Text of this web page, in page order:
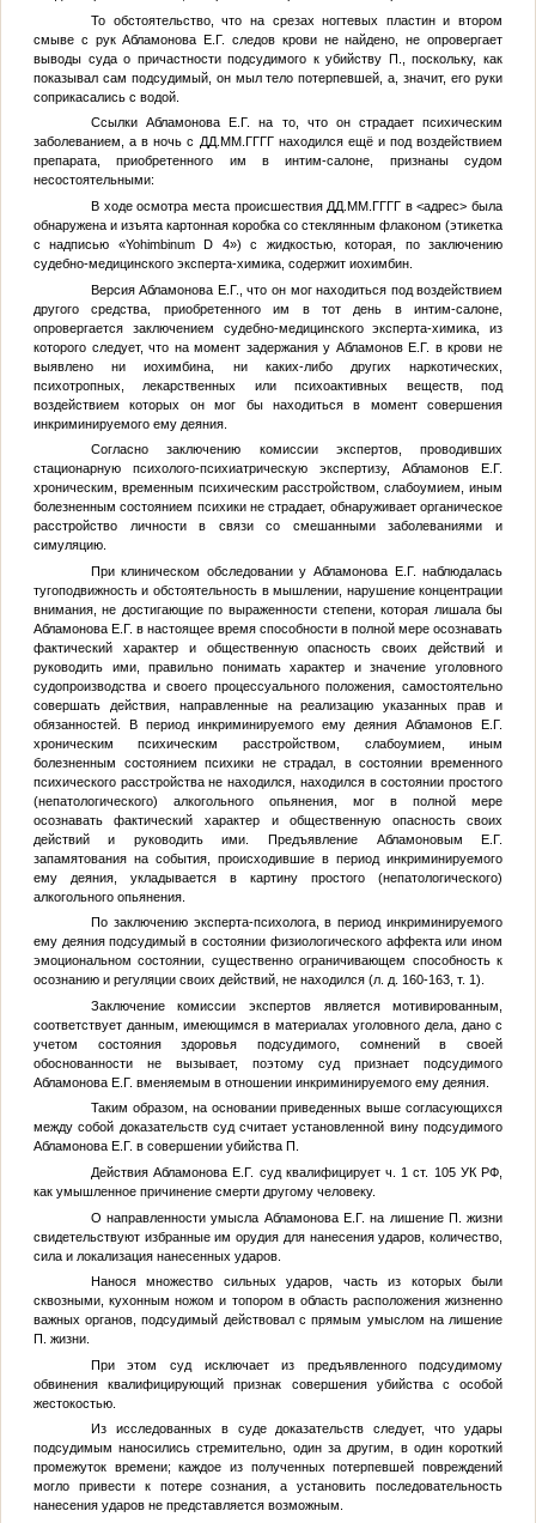
То обстоятельство, что на срезах ногтевых пластин и втором
смыве с рук Абламонова Е.Г. следов крови не найдено, не опровергает
выводы суда о причастности подсудимого к убийству П.
, поскольку, как
показывал сам подсудимый, он мыл тело потерпевшей, а, значит, его руки
соприкасались с водой.
Ссылки Абламонова Е.Г. на то, что он страдает психическим
заболеванием, а в ночь с ДД.ММ.ГГГГнаходился ещё и под воздействием
препарата, приобретенного им в интим-салоне, признаны судом
несостоятельными:
В ходе осмотра места происшествия ДД.ММ.ГГГГ в<адрес> была
обнаружена и изъята картонная коробка со стеклянным флаконом (этикетка
с надписью «Yohimbinum D 4») с жидкостью, которая, по заключению
судебно-медицинского эксперта-химика, содержит иохимбин.
Версия Абламонова Е.Г., что он мог находиться под воздействием
другого средства, приобретенного им в тот день в интим-салоне,
опровергается заключением судебно-медицинского эксперта-химика, из
которого следует, что на момент задержания у Абламонов Е.Г. в крови не
выявлено ни иохимбина, ни каких-либо других наркотических,
психотропных, лекарственных или психоактивных веществ, под
воздействием которых он мог бы находиться в момент совершения
инкриминируемого ему деяния.
Согласно заключению комиссии экспертов, проводивших
стационарную психолого-психиатрическую экспертизу,Абламонов Е.Г.
хроническим, временным психическим расстройством, слабоумием, иным
болезненным состоянием психики не страдает, обнаруживает органическое
расстройство личности в связи со смешанными заболеваниями и
симуляцию.
При клиническом обследовании у Абламонова Е.Г. наблюдалась
тугоподвижность и обстоятельность в мышлении, нарушение концентрации
внимания, не достигающие по выраженности степени, которая лишала бы
Абламонова Е.Г. в настоящее время способности в полной мере осознавать
фактический характер и общественную опасность своих действий и
руководить ими, правильно понимать характер и значение уголовного
судопроизводства и своего процессуального положения, самостоятельно
совершать действия, направленные на реализацию указанных прав и
обязанностей. В период инкриминируемого ему деянияАбламонов Е.Г.
хроническим психическим расстройством, слабоумием, иным
болезненным состоянием психики не страдал, в состоянии временного
психического расстройства не находился, находился в состоянии простого
(непатологического) алкогольного опьянения, мог в полной мере
осознавать фактический характер и общественную опасность своих
действий и руководить ими. Предъявление Абламоновым Е.Г.
запамятования на события, происходившие в период инкриминируемого
ему деяния, укладывается в картину простого (непатологического)
алкогольного опьянения.
По заключению эксперта-психолога, в период инкриминируемого
ему деяния подсудимый в состоянии физиологического аффекта или ином
эмоциональном состоянии, существенно ограничивающем способность к
осознанию и регуляции своих действий, не находился (л. д. 160-163, т. 1).
Заключение комиссии экспертов является мотивированным,
соответствует данным, имеющимся в материалах уголовного дела, дано с
учетом состояния здоровья подсудимого, сомнений в своей
обоснованности не вызывает, поэтому суд признает подсудимого
Абламонова Е.Г. вменяемым в отношении инкриминируемого ему деяния.
Таким образом, на основании приведенных выше согласующихся
между собой доказательств суд считает установленной вину подсудимого
Абламонова Е.Г. в совершении убийства П.
Действия Абламонова Е.Г. суд квалифицирует ч. 1 ст. 105 УК РФ,
как умышленное причинение смерти другому человеку.
О направленности умысла Абламонова Е.Г. на лишение П.
жизни
свидетельствуют избранные им орудия для нанесения ударов, количество,
сила и локализация нанесенных ударов.
Нанося множество сильных ударов, часть из которых были
сквозными, кухонным ножом и топором в область расположения жизненно
важных органов, подсудимый действовал с прямым умыслом на лишение
П.
жизни.
При этом суд исключает из предъявленного подсудимому
обвинения квалифицирующий признак совершения убийства с особой
жестокостью.
Из исследованных в суде доказательств следует, что удары
подсудимым наносились стремительно, один за другим, в один короткий
промежуток времени; каждое из полученных потерпевшей повреждений
могло привести к потере сознания, а установить последовательность
нанесения ударов не представляется возможным.